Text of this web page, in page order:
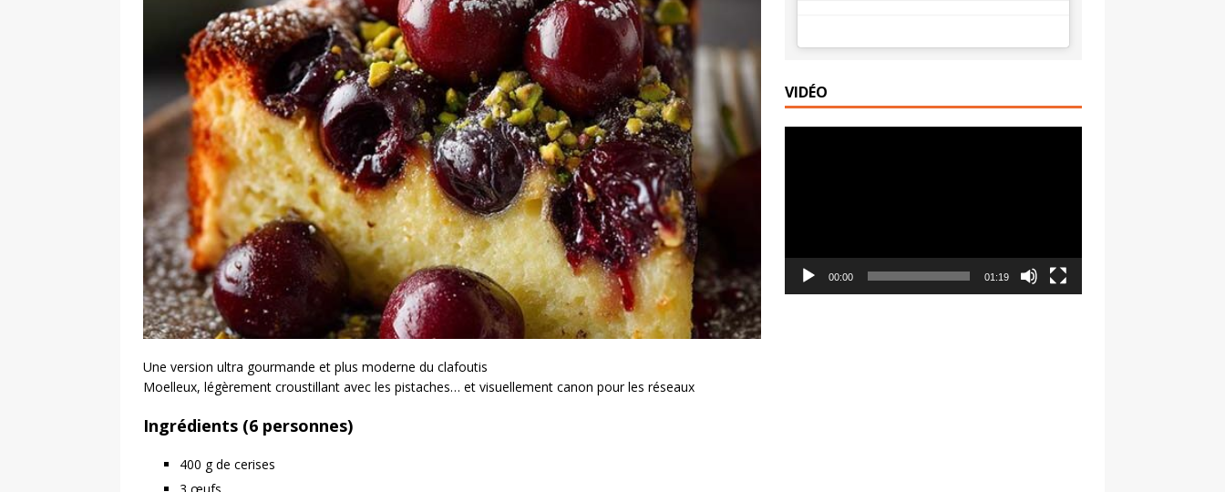
PRINCIPALE
Une version ultra gourmande et plus moderne du clafoutis
Moelleux, légèrement croustillant avec les pistaches… et visuellement canon pour les réseaux
Ingrédients (6 personnes)
400 g de cerises
3 œufs
VIDÉO
00:00 01:19